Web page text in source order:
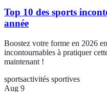
Top 10 des sports
année
Boostez votre forme en 2026
incontournables à pratiquer
maintenant !
sportsactivités sportives
Aug 9